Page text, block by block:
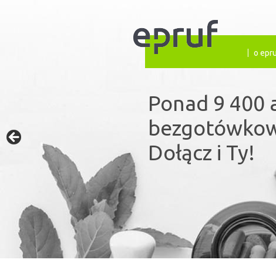
Ponad 9 400
Dołącz i Ty!
Prywatne
publiczny
o